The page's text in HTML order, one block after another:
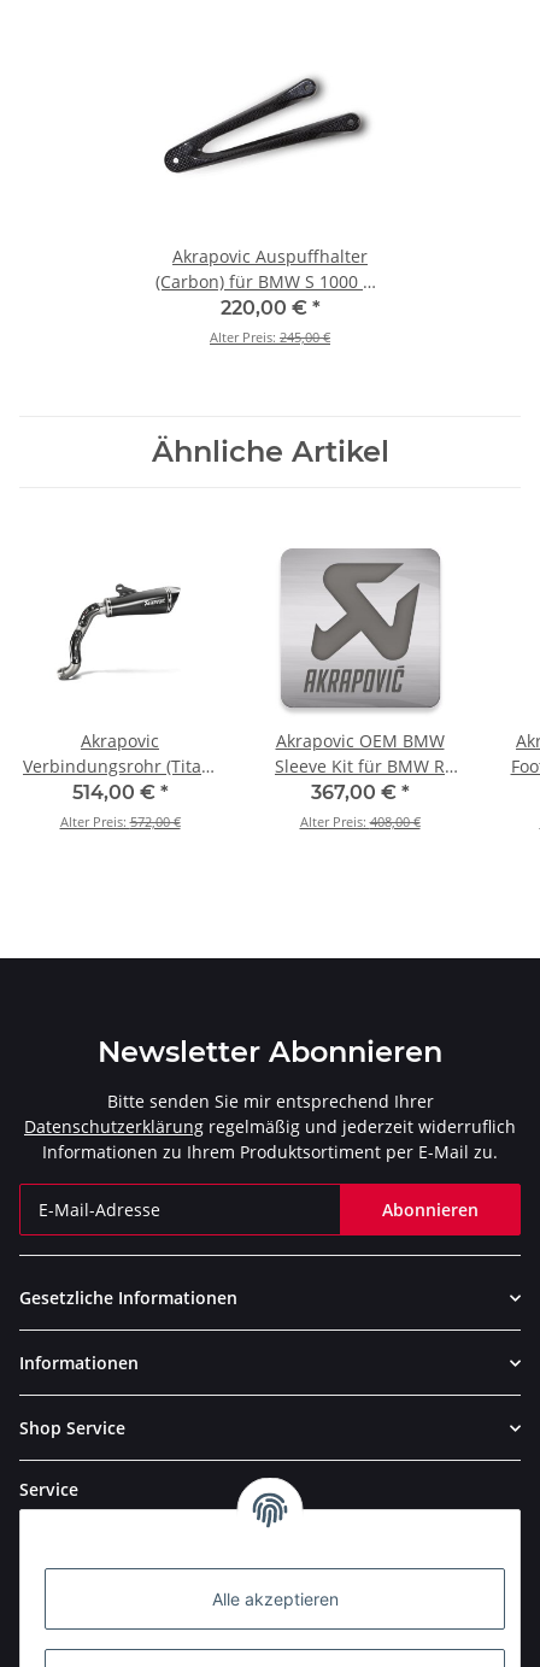
Alle akzeptieren
Akrapovic Auspuffhalter
(Carbon) für BMW S 1000 R /
M 1000 R - BJ. 2014 > 2016
(P-MBB10R1/2)
220,00 € *
Alter Preis: 245,00 €
Ähnliche Artikel
Akrapovic
Verbindungsrohr (Titan)
für BMW R NINET - BJ.
2014 > 2020 (L-B12SO9T)
514,00 € *
Alter Preis:572,00 €
Akrapovic OEM BMW
Sleeve Kit für BMW R
1200 GS - BJ. 2013 >
2018 (P-RKS484BO380B)
367,00 € *
Alter Preis:408,00 €
Newsletter Abonnieren
Bitte senden Sie mir entsprechend Ihrer
Datenschutzerklärung regelmäßig und jederzeit widerruflich
Informationen zu Ihrem Produktsortiment per E-Mail zu.
Abonnieren
Gesetzliche Informationen
Informationen
Shop Service
Service